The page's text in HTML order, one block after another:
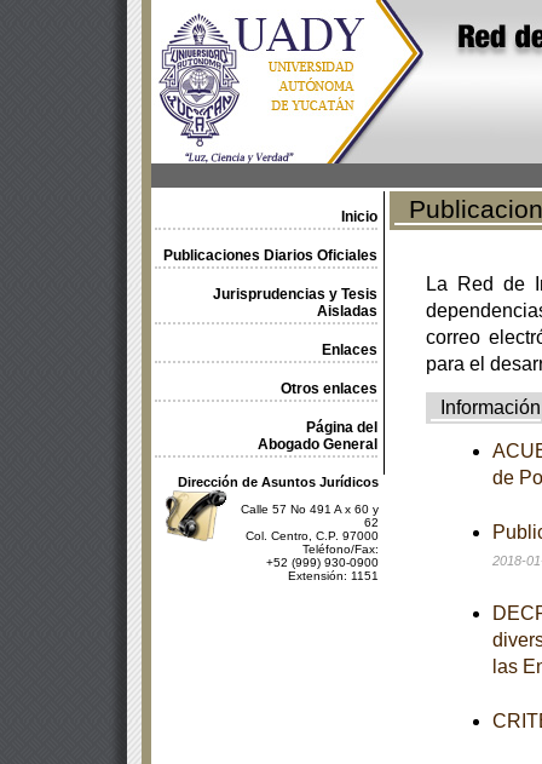
Inicio
Publicaciones Diarios Oficiales
Jurisprudencias y Tesis
Aisladas
Enlaces
Otros enlaces
Página del
Abogado General
Dirección de Asuntos Jurídicos
Calle 57 No 491 A x 60 y
62
Col. Centro, C.P. 97000
Teléfono/Fax:
+52 (999) 930-0900
Extensión: 1151
La Red de
correo
para el
Información
de
2018-
las